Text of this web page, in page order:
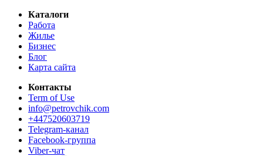
Каталоги
Работа
Жилье
Бизнес
Блог
Карта сайта
Контакты
Term of Use
info@petrovchik.com
+447520603719
Telegram-канал
Facebook-группа
Viber-чат